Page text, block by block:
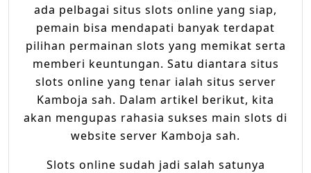
ada pelbagai situs slots online yang siap,
pemain bisa mendapati banyak terdapat
pilihan permainan slots yang memikat serta
memberi keuntungan. Satu diantara situs
slots online yang tenar ialah situs server
Kamboja sah. Dalam artikel berikut, kita
akan mengupas rahasia sukses main slots di
website server Kamboja sah.
Slots online sudah jadi salah satunya